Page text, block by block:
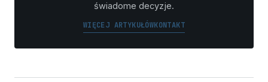
świadome decyzje.
WIĘCEJ ARTYKUŁÓWKONTAKT